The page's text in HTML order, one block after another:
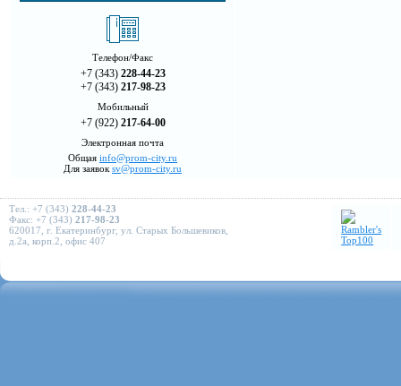
Телефон/Факс
+7 (343) 228-44-23
+7 (343) 217-98-23
Мобильный
+7 (922) 217-64-00
Электронная почта
Общая info@prom-city.ru
Для заявок sv@prom-city.ru
Тел.: +7 (343) 228-44-23
Факс: +7 (343) 217-98-23
620017, г. Екатеринбург, ул. Старых Большевиков,
д.2а, корп.2, офис 407